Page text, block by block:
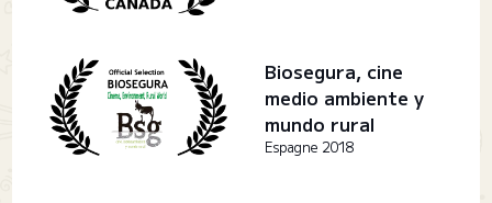
Biosegura, cine
medio ambiente y
mundo rural
Espagne 2018